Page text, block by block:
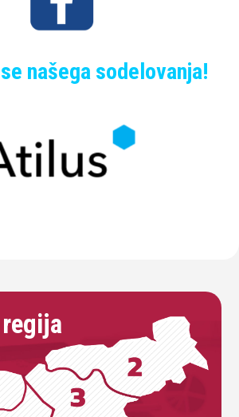
našega sodelovanja!